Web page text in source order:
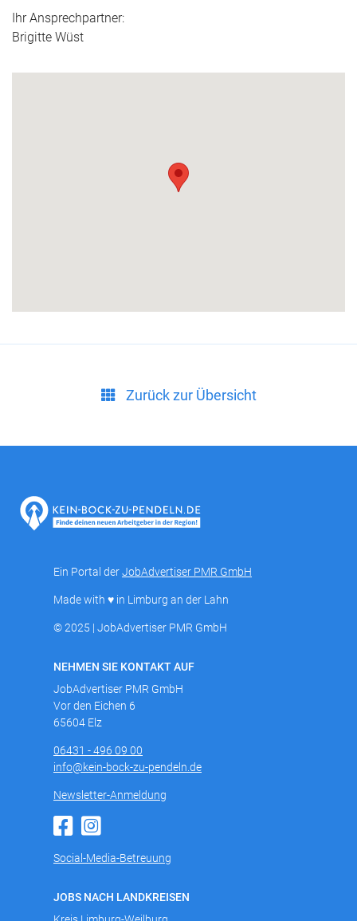
Ihr Ansprechpartner:
Brigitte Wüst
Zurück zur Übersicht
Ein Portal derJobAdvertiser PMR GmbH
Made with ♥ in Limburg an der Lahn
© 2025 | JobAdvertiser PMR GmbH
NEHMEN SIE KONTAKT AUF
JobAdvertiser PMR GmbH
Vor den Eichen 6
65604 Elz
06431 - 496 09 00
info@kein-bock-zu-pendeln.de
Newsletter-Anmeldung
Social-Media-Betreuung
JOBS NACH LANDKREISEN